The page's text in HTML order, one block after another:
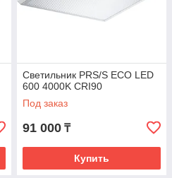
Светильник PRS/S ECO LED
600 4000K CRI90
Под заказ
91 000 ₸
Купить